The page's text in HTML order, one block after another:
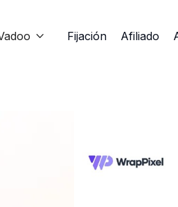
 Fijación Afiliado